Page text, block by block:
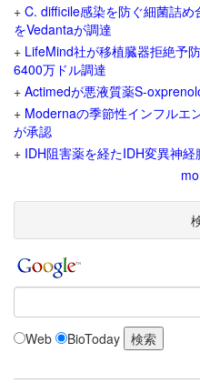
+ C. difficile感染を防ぐ細菌詰
をVedantaが調達
+ LifeMind社が移植臓器拒絶予
6400万ドル調達
+ Actimedが悪液質薬S-
+ Modernaの季節性インフルエ
が承認
+ IDH阻害薬を経たIDH変異神
Web BioToday